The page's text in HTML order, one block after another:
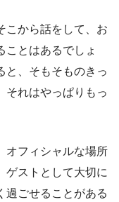
こから話をして、お
とはあるでしょ
と、そもそものきっ
それはやっぱりもっ
オフィシャルな場所
ゲストとして大切に
過ごせることがある